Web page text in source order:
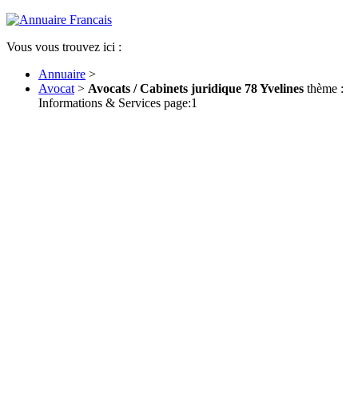
Vous vous trouvez ici :
Annuaire >
Avocat > Avocats / Cabinets juridique 78 Yvelines thème :
Informations & Services page:1